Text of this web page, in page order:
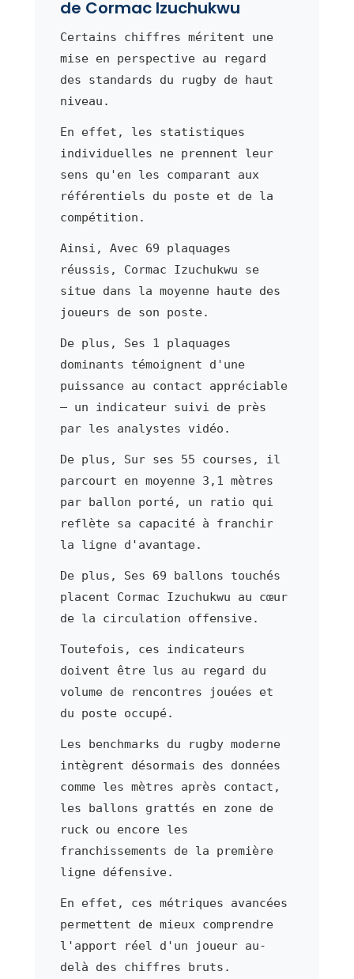
de Cormac Izuchukwu
Certains chiffres méritent une
mise en perspective au regard
des standards du rugby de haut
niveau.
En effet, les statistiques
individuelles ne prennent leur
sens qu'en les comparant aux
référentiels du poste et de la
compétition.
Ainsi, Avec 69 plaquages
réussis, Cormac Izuchukwu se
situe dans la moyenne haute des
joueurs de son poste.
De plus, Ses 1 plaquages
dominants témoignent d'une
puissance au contact appréciable
— un indicateur suivi de près
par les analystes vidéo.
De plus, Sur ses 55 courses, il
parcourt en moyenne 3,1 mètres
par ballon porté, un ratio qui
reflète sa capacité à franchir
la ligne d'avantage.
De plus, Ses 69 ballons touchés
placent Cormac Izuchukwu au cœur
de la circulation offensive.
Toutefois, ces indicateurs
doivent être lus au regard du
volume de rencontres jouées et
du poste occupé.
Les benchmarks du rugby moderne
intègrent désormais des données
comme les mètres après contact,
les ballons grattés en zone de
ruck ou encore les
franchissements de la première
ligne défensive.
En effet, ces métriques avancées
permettent de mieux comprendre
l'apport réel d'un joueur au-
delà des chiffres bruts.